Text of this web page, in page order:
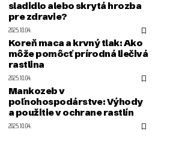
sladidlo alebo skrytá hrozba
pre zdravie?
2025.10.04.
Koreň maca a krvný tlak: Ako
môže pomôcť prírodná liečivá
rastlina
2025.10.04.
Mankozeb v
poľnohospodárstve: Výhody
a použitie v ochrane rastlín
2025.10.04.